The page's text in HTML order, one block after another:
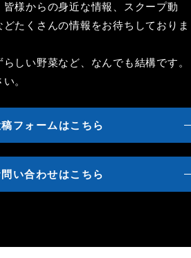
様からの身近な情報、スクープ動
たくさんの情報をお待ちしておりま
しい野菜など、なんでも結構です。
。
フォームはこちら
問い合わせはこちら